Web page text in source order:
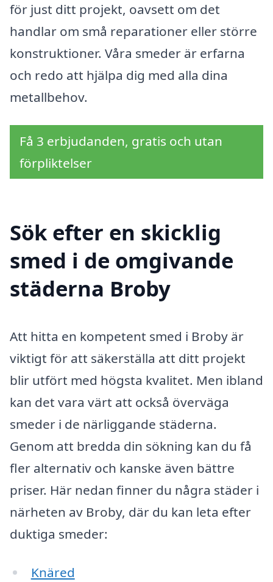
för just ditt projekt, oavsett om det
handlar om små reparationer eller större
konstruktioner. Våra smeder är erfarna
och redo att hjälpa dig med alla dina
metallbehov.
Få 3 erbjudanden, gratis och utan
förpliktelser
Sök efter en skicklig
smed i de omgivande
städerna Broby
Att hitta en kompetent smed i Broby är
viktigt för att säkerställa att ditt projekt
blir utfört med högsta kvalitet. Men ibland
kan det vara värt att också överväga
smeder i de närliggande städerna.
Genom att bredda din sökning kan du få
fler alternativ och kanske även bättre
priser. Här nedan finner du några städer i
närheten av Broby, där du kan leta efter
duktiga smeder:
Knäred